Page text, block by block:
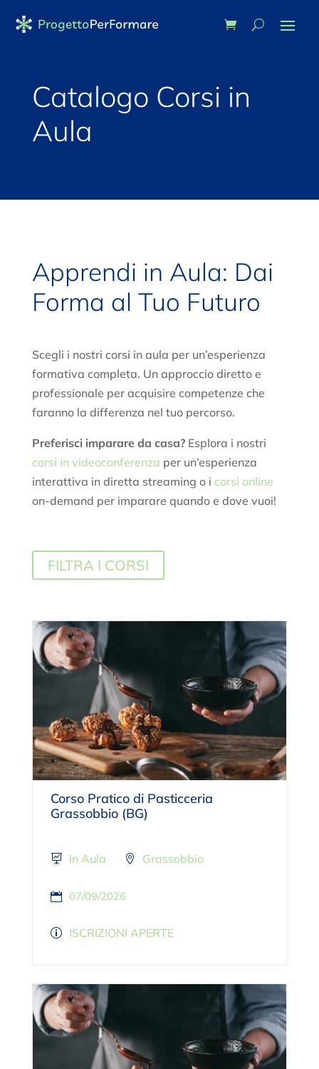
Catalogo Corsi in
Aula
Apprendi in Aula: Dai
Forma al Tuo Futuro
Scegli i nostri corsi in aula per un’esperienza
formativa completa. Un approccio diretto e
professionale per acquisire competenze che
faranno la differenza nel tuo percorso.
Preferisci imparare da casa?Esplora i nostri
corsi in videoconferenza per un’esperienza
interattiva in diretta streaming o i corsi online
on-demand per imparare quando e dove vuoi!
FILTRA I CORSI
Corso Pratico di Pasticceria
Grassobbio (BG)
In Aula Grassobbio
07/09/2026
ISCRIZIONI APERTE